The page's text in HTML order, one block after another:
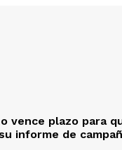
vence plazo para
informe de